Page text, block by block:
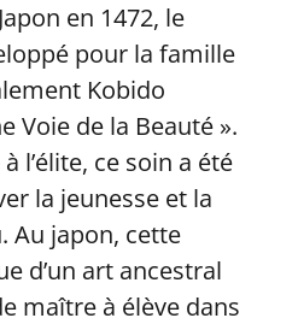
en 1472, le
pour la famille
Kobido
Voie de la Beauté ».
l’élite, ce soin a été
la jeunesse et la
Au japon, cette
d’un art ancestral
maître à élève dans